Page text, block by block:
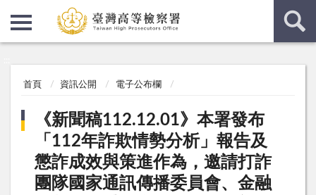
首頁 資訊公開 電子公布欄
《新聞稿112.12.01》本署發布
「112年詐欺情勢分析」報告及
懲詐成效與策進作為，邀請打詐
團隊國家通訊傳播委員會、金融